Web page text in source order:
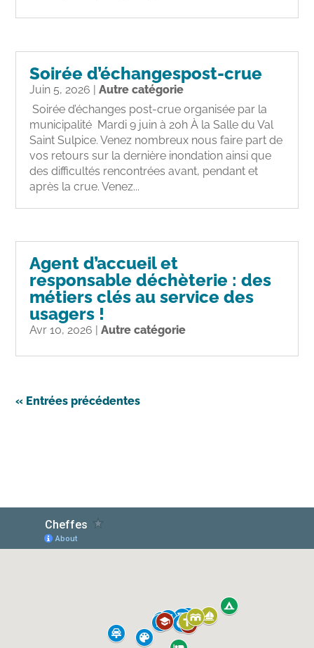
Soirée d’échangespost-crue
Juin 5, 2026 |Autre catégorie
Soirée d’échanges post-crue organisée par la
municipalité Mardi 9 juin à 20h À la Salle du Val
Saint Sulpice. Venez nombreux nous faire part de
vos retours sur la dernière inondation ainsi que
des difficultés rencontrées avant, pendant et
après la crue. Venez...
Agent d’accueil et
responsable déchèterie : des
métiers clés au service des
usagers !
Avr 10, 2026 |Autre catégorie
« Entrées précédentes